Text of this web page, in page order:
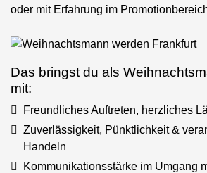
oder mit Erfahrung im
Das bringst du als
mit:
Freundliches Auftreten, herzliches
Zuverlässigkeit, Pünktlichkeit &
Handeln
Kommunikationsstärke im Umgang